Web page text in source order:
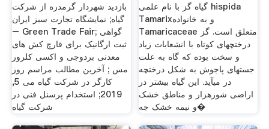
بازدید شهردار گرمدره از شرکت
گیاه; نمایشگاه تجارت سبز ایران
– Green Trade Fair; گواهی
ثبت ارگانیک برای قارچ کش های
معدنی بردوجی و اکسی کلرور
مس ; آخرین مطالب مراسم روز
کارگر در شرکت گیاه می 5,
2019; استخدام پرسنل فنی در
شرکت گیاه
گیاه گز با نام علمی hispida
Tamarixو به خانواده
Tamaricaceae متعلق است. گز
درختچه‏ای کوتاه با انشعابات زیاد
و سخت بوده که گاه به علت
جست‏های پاجوش به شکل درختچه
در‏ می‏آید. این گیاه بیشتر در
اراضی شوره‏زار و مناطق خشک
و نیمه خشک جه�